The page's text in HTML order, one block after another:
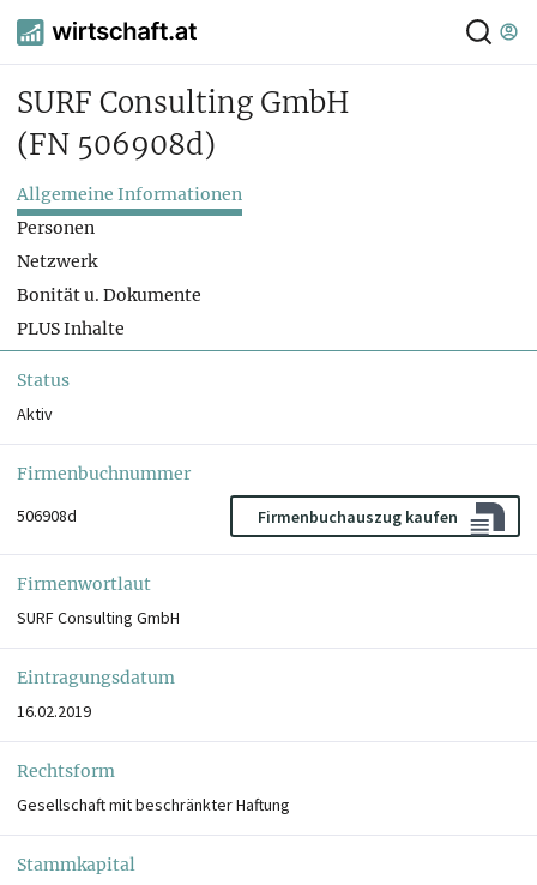
SURF Consulting GmbH
(FN 506908d)
Allgemeine Informationen
Personen
Netzwerk
Bonität u. Dokumente
PLUS Inhalte
Status
Aktiv
Firmenbuchnummer
506908d
Firmenbuchauszug kaufen
Firmenwortlaut
SURF Consulting GmbH
Eintragungsdatum
16.02.2019
Rechtsform
Gesellschaft mit beschränkter Haftung
Stammkapital